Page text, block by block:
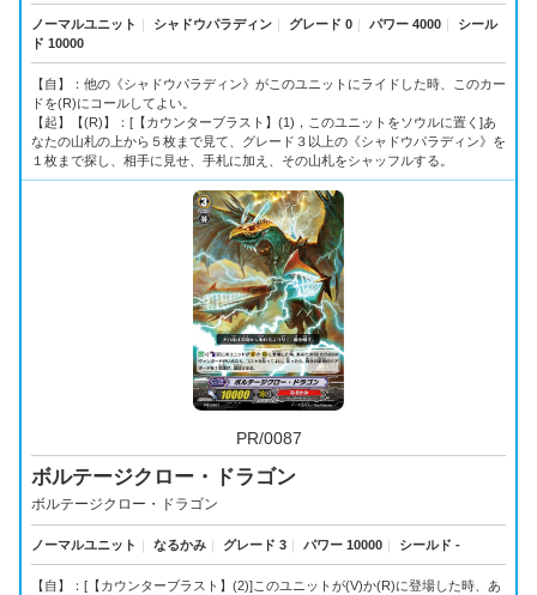
ノーマルユニット ｜ シャドウパラディン ｜ グレード 0 ｜ パワー 4000 ｜
シール
ド 10000
【自】：他の《シャドウパラディン》がこのユニットにライドした時、このカー
ドを(R)にコールしてよい。
【起】【(R)】：[【カウンターブラスト】(1)，このユニットをソウルに置く]あ
なたの山札の上から５枚まで見て、グレード３以上の《シャドウパラディン》を
１枚まで探し、相手に見せ、手札に加え、その山札をシャッフルする。
PR/0087
ボルテージクロー・ドラゴン
ボルテージクロー・ドラゴン
ノーマルユニット ｜ なるかみ ｜ グレード 3 ｜ パワー 10000 ｜ シールド -
【自】：[【カウンターブラスト】(2)]このユニットが(V)か(R)に登場した時、あ